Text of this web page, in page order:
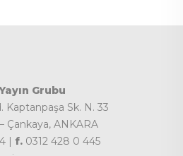
Grubu
Kaptanpaşa Sk. N. 33
Çankaya, ANKARA
| f. 0312 428 0 445